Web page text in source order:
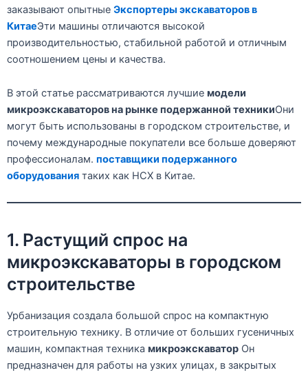
заказывают опытные Экспортеры экскаваторов в
КитаеЭти машины отличаются высокой
производительностью, стабильной работой и отличным
соотношением цены и качества.
В этой статье рассматриваются лучшие модели
микроэкскаваторов на рынке подержанной техникиОни
могут быть использованы в городском строительстве, и
почему международные покупатели все больше доверяют
профессионалам. поставщики подержанного
оборудования таких как HCX в Китае.
1. Растущий спрос на
микроэкскаваторы в городском
строительстве
Урбанизация создала большой спрос на компактную
строительную технику. В отличие от больших гусеничных
машин, компактная техника микроэкскаватор Он
предназначен для работы на узких улицах, в закрытых